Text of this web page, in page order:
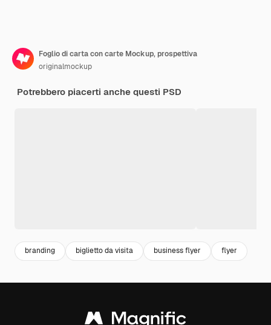
Foglio di carta con carte Mockup, prospettiva
originalmockup
Potrebbero piacerti anche questi PSD
branding biglietto da visita business flyer flyer